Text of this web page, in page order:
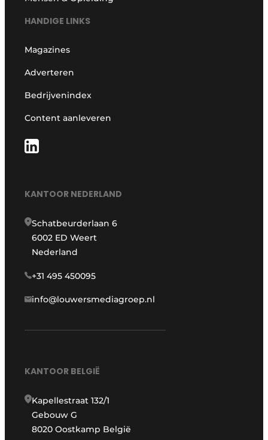
HANDIGE LINKS
Magazines
Adverteren
Bedrijvenindex
Content aanleveren
KANTOOR NEDERLAND
Schatbeurderlaan 6
6002 ED Weert
Nederland
+31 495 450095
info@louwersmediagroep.nl
KANTOOR BELGIË
Kapellestraat 132/1
Gebouw G
8020 Oostkamp België